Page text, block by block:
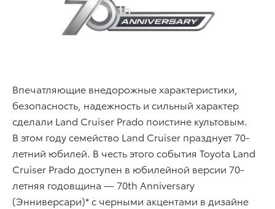
Впечатляющие внедорожные характеристики,
безопасность, надежность и сильный характер
сделали Land Cruiser Prado поистине культовым.
В этом году семейство Land Cruiser празднует 70-
летний юбилей. В честь этого события Toyota Land
Cruiser Prado доступен в юбилейной версии 70-
летняя годовщина — 70th Anniversary
(Энниверсари)* c черными акцентами в дизайне